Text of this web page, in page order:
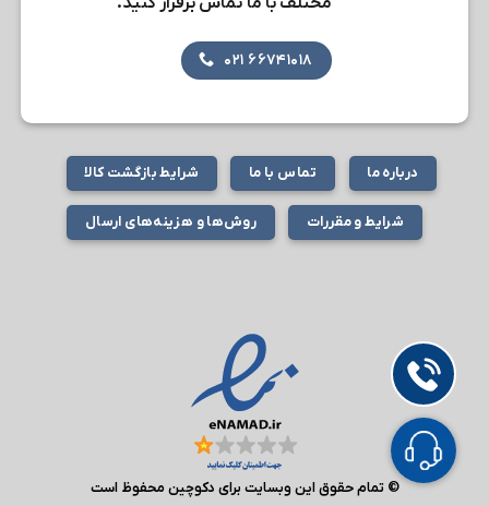
۶۶۷۴۱۰۱۸ ۰۲۱
درباره ما تماس با ما شرایط بازگشت کالا
شرایط و مقررات روش‌ها و هزینه‌های ارسال
© تمام حقوق این وبسایت برای دکوچین محفوظ است